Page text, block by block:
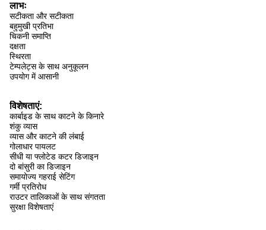
लाभः
सटीकता और सटीकता
बहुमुखी प्रतिभा
चिकनी समाप्ति
दक्षता
स्थिरता
टेम्पलेट्स के साथ अनुकूलन
उपयोग में आसानी
विशेषताएं:
कार्बाइड के साथ काटने के किनारे
शंकु व्यास
व्यास और काटने की लंबाई
गोलाधार पायलट
सीधी या फ्लोटेड कटर डिजाइन
दो बांसुरी का डिजाइन
समायोज्य गहराई सेटिंग
गर्मी प्रतिरोध
राउटर तालिकाओं के साथ संगतता
सुरक्षा विशेषताएं